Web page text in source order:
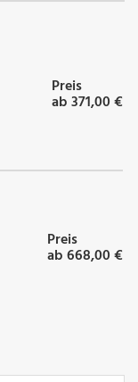
Preis
ab 371,00 €
Preis
ab 668,00 €